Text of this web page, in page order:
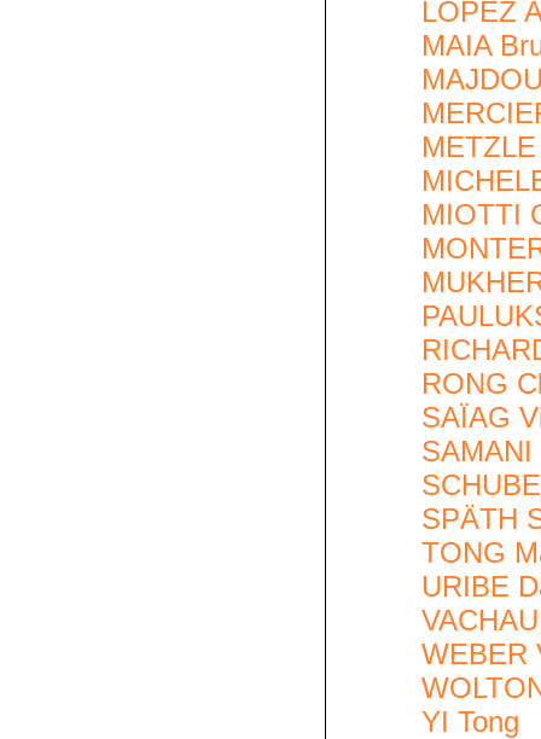
LOPEZ
MAIA
MIOTTI
RONG
SAÏAG
SAMANI
SPÄTH
TONG
URIBE
WEBER
YI Tong